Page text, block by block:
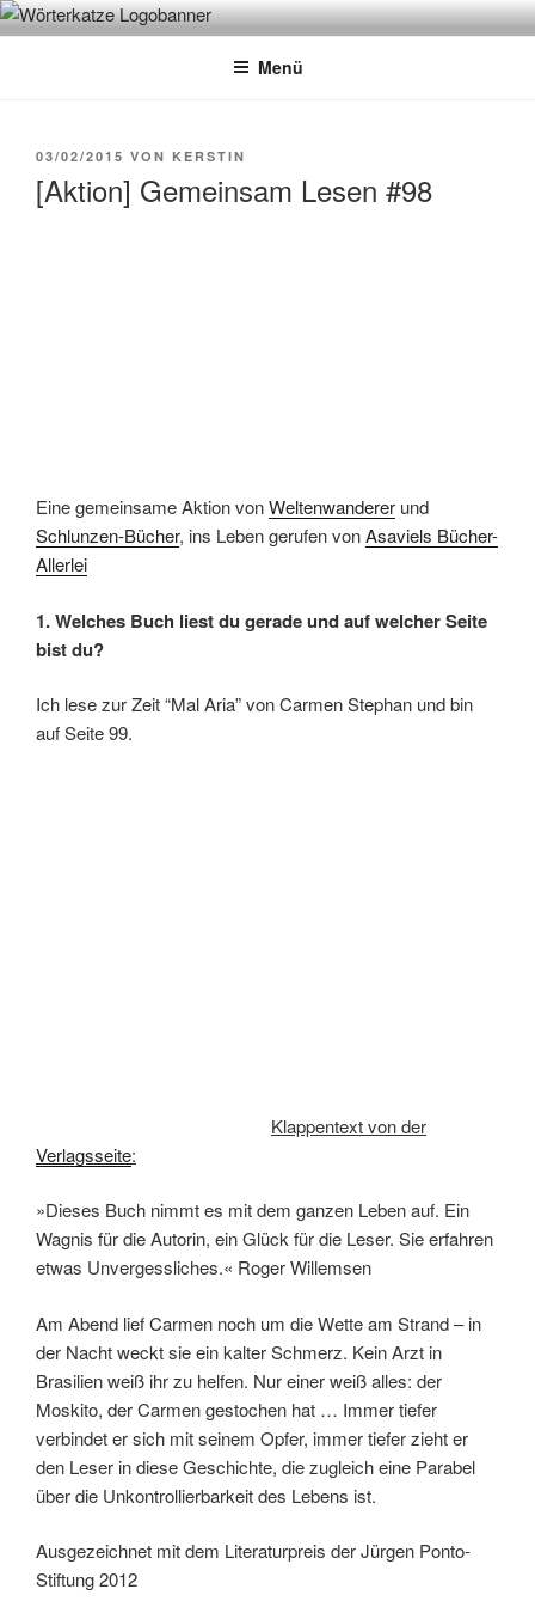
Zum
InhaltWÖRTERKATZE
Von Büchern erzählen
Menü
VERÖFFENTLICHT
03/02/2015 VON KERSTIN
[Aktion] Gemeinsam Lesen #98
Eine gemeinsame Aktion vonWeltenwanderer und
Schlunzen-Bücher, ins Leben gerufen vonAsaviels Bücher-
Allerlei
1. Welches Buch liest du gerade und auf welcher Seite
bist du?
Ich lese zur Zeit “Mal Aria” von Carmen Stephan und bin
auf Seite 99.
Klappentext von der
Verlagsseite:
»Dieses Buch nimmt es mit dem ganzen Leben auf. Ein
Wagnis für die Autorin, ein Glück für die Leser. Sie erfahren
etwas Unvergessliches.« Roger Willemsen
Am Abend lief Carmen noch um die Wette am Strand – in
der Nacht weckt sie ein kalter Schmerz. Kein Arzt in
Brasilien weiß ihr zu helfen. Nur einer weiß alles: der
Moskito, der Carmen gestochen hat … Immer tiefer
verbindet er sich mit seinem Opfer, immer tiefer zieht er
den Leser in diese Geschichte, die zugleich eine Parabel
über die Unkontrollierbarkeit des Lebens ist.
Ausgezeichnet mit dem Literaturpreis der Jürgen Ponto-
Stiftung 2012